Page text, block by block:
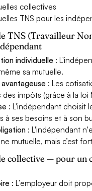
collectives
TNS pour les
TNS (Travailleur
individuelle :
sa mutuelle.
: Les
des impôts (grâce à la loi
: L'indépendant choisit
à ses besoins et à son
: L'indépendant
mutuelle, mais c’est
collective — pour un
: L’employeur doit